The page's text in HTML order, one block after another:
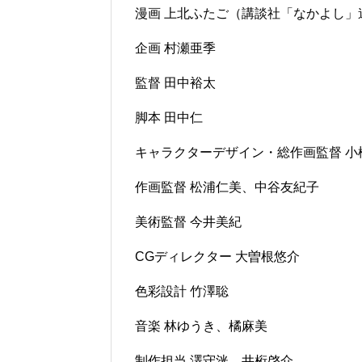
漫画 上北ふたご（講談社「なかよし」
企画 村瀬亜季
監督 田中裕太
脚本 田中仁
キャラクターデザイン・総作画監督 小
作画監督 松浦仁美、中谷友紀子
美術監督 今井美紀
CGディレクター 大曽根悠介
色彩設計 竹澤聡
音楽 林ゆうき、橘麻美